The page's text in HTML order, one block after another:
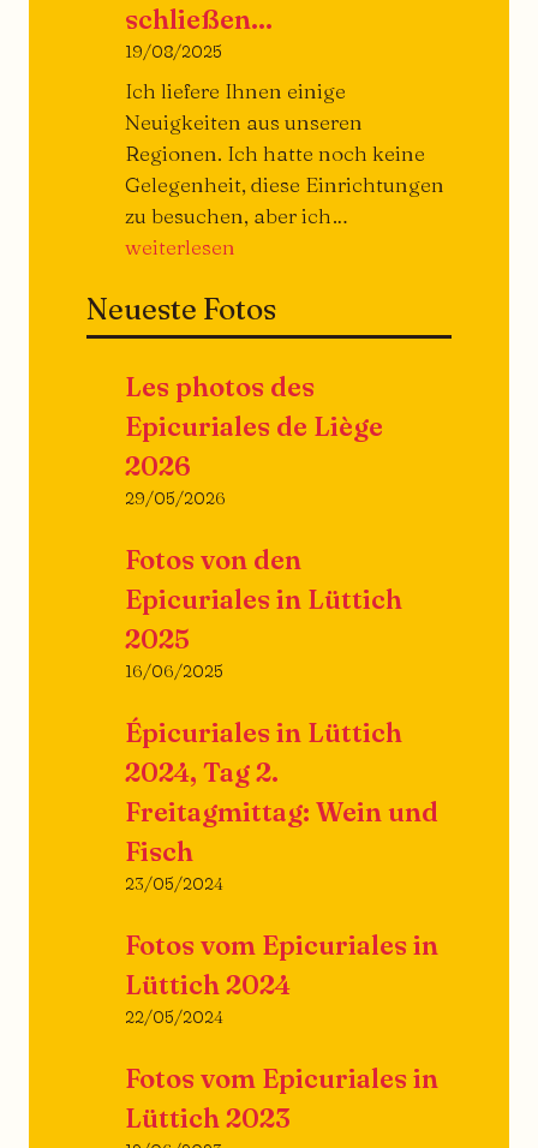
schließen...
19/08/2025
Ich liefere Ihnen einige
Neuigkeiten aus unseren
Regionen. Ich hatte noch keine
Gelegenheit, diese Einrichtungen
zu besuchen, aber ich…
weiterlesen
Neueste Fotos
Les photos des
Epicuriales de Liège
2026
29/05/2026
Fotos von den
Epicuriales in Lüttich
2025
16/06/2025
Épicuriales in Lüttich
2024, Tag 2.
Freitagmittag: Wein und
Fisch
23/05/2024
Fotos vom Epicuriales in
Lüttich 2024
22/05/2024
Fotos vom Epicuriales in
Lüttich 2023